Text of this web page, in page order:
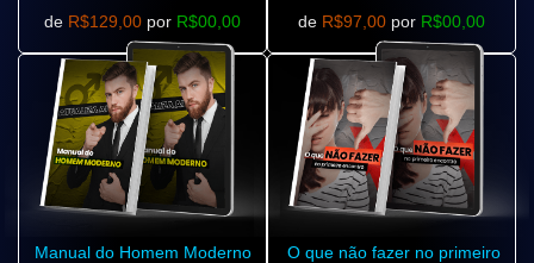
de R$129,00 por R$00,00 de R$97,00 por R$00,00
Manual do Homem Moderno
O que não fazer no primeiro